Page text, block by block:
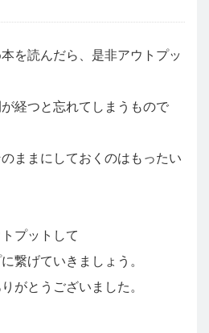
を読んだら、是非アウトプッ
経つと忘れてしまうもので
ままにしておくのはもったい
プットして
繋げていきましょう。
がとうございました。